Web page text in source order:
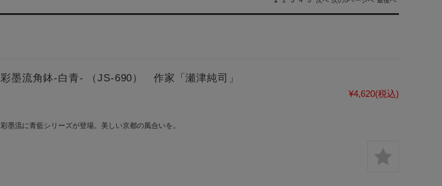
彩墨流角鉢-白青- （JS-690） 作家「瀬津純司」
¥4,620(税込)
彩墨流に青藍シリーズが登場。美しい京都の風合いを。